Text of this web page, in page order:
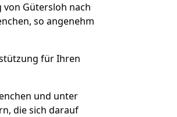
Gütersloh nach
so angenehm
für Ihren
und unter
die sich darauf